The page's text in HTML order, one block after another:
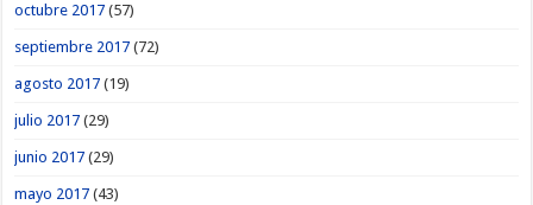
octubre 2017 (57)
septiembre 2017 (72)
agosto 2017 (19)
julio 2017 (29)
junio 2017 (29)
mayo 2017 (43)